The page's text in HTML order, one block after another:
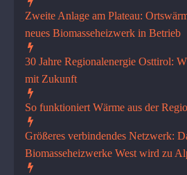
Zweite Anlage am Plateau:
neues Biomasseheizwerk in Betrieb
30 Jahre Regionalenergie Osttirol:
mit Zukunft
So funktioniert Wärme aus der
Größeres verbindendes Netzwerk:
Biomasseheizwerke West wird zu